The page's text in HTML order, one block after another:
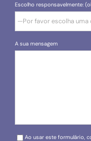
Escolho responsavelmente:
A sua mensagem
Please leave this field empty.
Ao usar este formulário,